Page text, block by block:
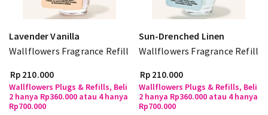
Lavender Vanilla
Wallflowers Fragrance Refill
Rp 210.000
Wallflowers Plugs & Refills, Beli
2 hanya Rp360.000 atau 4 hanya
Rp700.000
Sun-Drenched Linen
Wallflowers Fragrance Refill
Rp 210.000
Wallflowers Plugs & Refills, Beli
2 hanya Rp360.000 atau 4 hanya
Rp700.000